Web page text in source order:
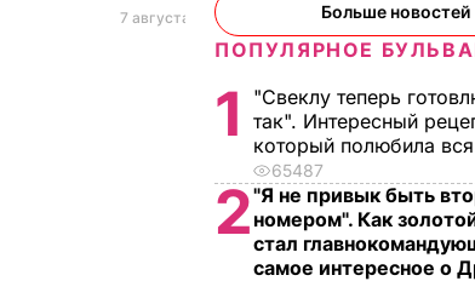
7 августа, 14.28 7 августа, 13.50
Больше новостей
ПОПУЛЯРНОЕ
1
"Свеклу теперь
так". Интересный
который полюбила
65487
2"Я не привык быть
номером". Как
стал
самое интересное о